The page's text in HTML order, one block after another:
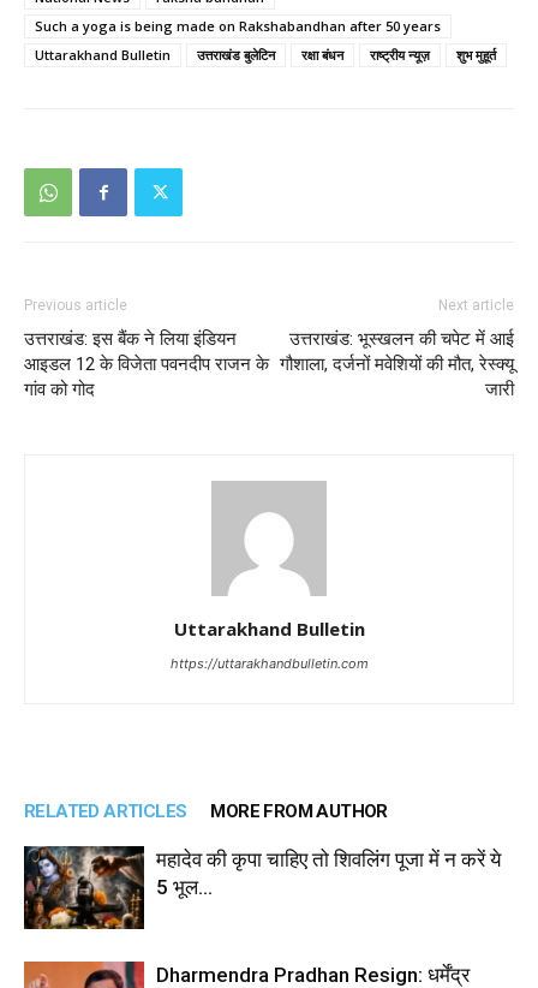
Such a yoga is being made on Rakshabandhan after 50 years
Uttarakhand Bulletin
उत्तराखंड बुलेटिन रक्षा बंधन राष्ट्रीय न्यूज़ शुभ मुहूर्त
Previous article
उत्तराखंड: इस बैंक ने लिया इंडियन
आइडल 12 के विजेता पवनदीप राजन के
गांव को गोद
Next article
उत्तराखंड: भूस्खलन की चपेट में आई
गौशाला, दर्जनों मवेशियों की मौत, रेस्क्यू
जारी
Uttarakhand Bulletin
https://uttarakhandbulletin.com
RELATED ARTICLES MORE FROM AUTHOR
महादेव की कृपा चाहिए तो शिवलिंग पूजा में न करें ये
5 भूल…
Dharmendra Pradhan Resign: धर्मेंद्र